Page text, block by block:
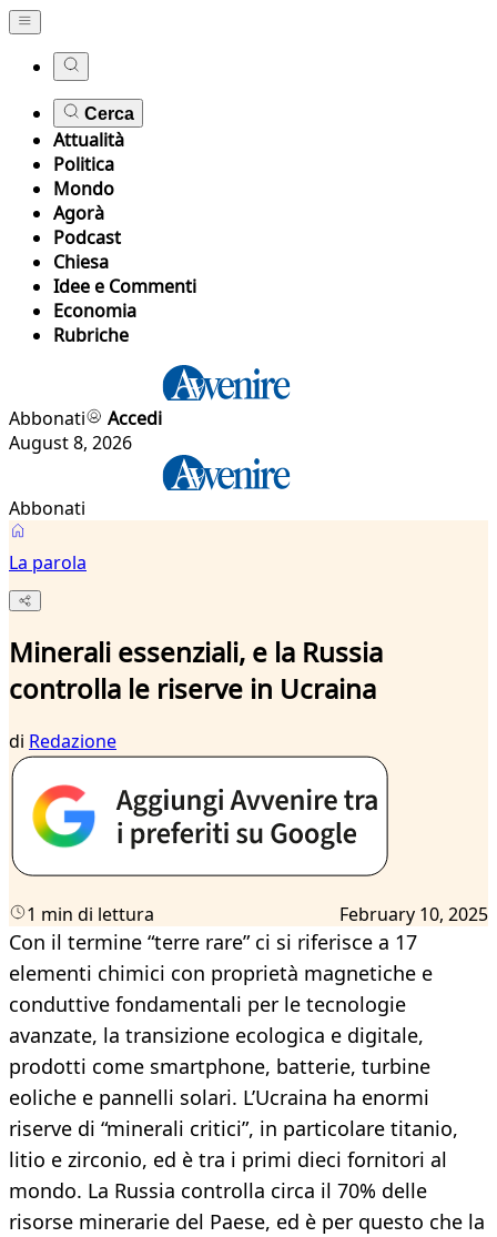
Cerca
Attualità
Politica
Mondo
Agorà
Podcast
Chiesa
Idee e Commenti
Economia
Rubriche
Abbonati
Accedi
August 8, 2026
Abbonati
La parola
Minerali essenziali, e la Russia
controlla le riserve in Ucraina
di Redazione
1 min di lettura February 10, 2025
Con il termine “terre rare” ci si riferisce a 17
elementi chimici con proprietà magnetiche e
conduttive fondamentali per le tecnologie
avanzate, la transizione ecologica e digitale,
prodotti come smartphone, batterie, turbine
eoliche e pannelli solari. L’Ucraina ha enormi
riserve di “minerali critici”, in particolare titanio,
litio e zirconio, ed è tra i primi dieci fornitori al
mondo. La Russia controlla circa il 70% delle
risorse minerarie del Paese, ed è per questo che la